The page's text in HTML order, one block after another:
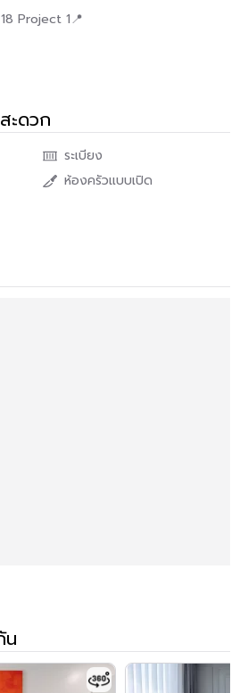
Project 1📍
3Yqf3mUfSK8gTiPr5
ช่น กระจก และการใช้เส้นสายสีดำของ
นช็อปหรูของแบรนด์ Chanel
รางเมตร 🤯
ะดวก
ระเบียง
ห้องครัวแบบเปิด
น